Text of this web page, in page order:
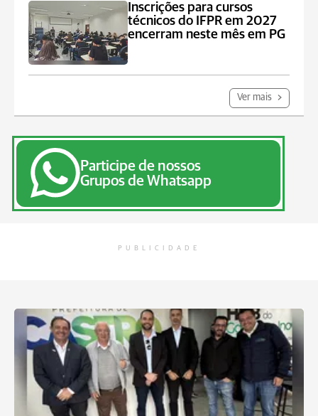
Inscrições para cursos
técnicos do IFPR em 2027
encerram neste mês em PG
Ver mais
Participe de nossos
Grupos de Whatsapp
PUBLICIDADE